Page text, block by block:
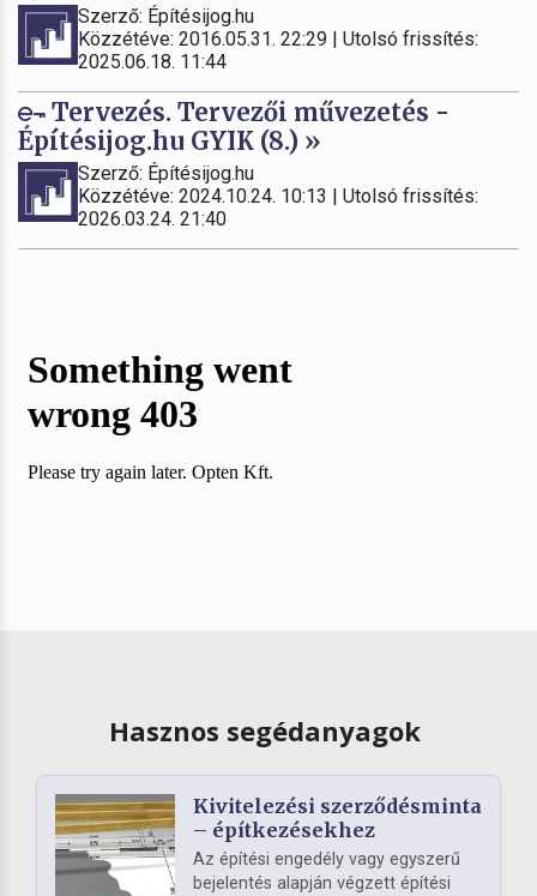
Szerző: Építésijog.hu
Közzétéve: 2016.05.31. 22:29 | Utolsó frissítés:
2025.06.18. 11:44
Tervezés. Tervezői művezetés -
Építésijog.hu GYIK (8.) »
Szerző: Építésijog.hu
Közzétéve: 2024.10.24. 10:13 | Utolsó frissítés:
2026.03.24. 21:40
Hasznos segédanyagok
Kivitelezési szerződésminta
– építkezésekhez
Az építési engedély vagy egyszerű
bejelentés alapján végzett építési